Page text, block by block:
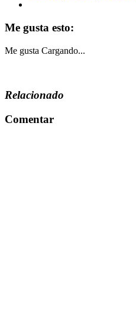
Me gusta esto:
Me gusta Cargando...
Relacionado
Comentar